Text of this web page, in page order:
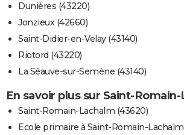
Dunières (43220)
Jonzieux (42660)
Saint-Didier-en-Velay (43140)
Riotord (43220)
La Séauve-sur-Semène (43140)
En savoir plus sur Saint-
Saint-Romain-Lachalm (43620)
Ecole primaire à Saint-Romain-Lachalm